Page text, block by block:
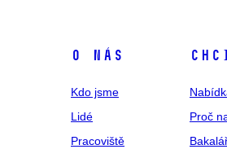
O NÁS
Kdo jsme
Lidé
Pracoviště
Proč